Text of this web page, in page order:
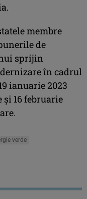
membre
de
sprijin
în cadrul
ianuarie 2023
16 februarie
verde